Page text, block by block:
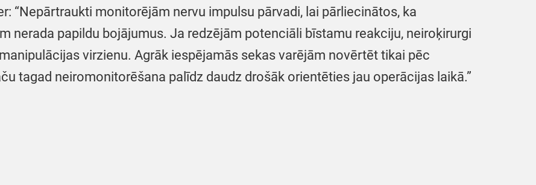
“Nepārtraukti monitorējām nervu impulsu pārvadi, lai pārliecinātos, ka
nerada papildu bojājumus. Ja redzējām potenciāli bīstamu reakciju, neiroķirurgi
virzienu. Agrāk iespējamās sekas varējām novērtēt tikai pēc
tagad neiromonitorēšana palīdz daudz drošāk orientēties jau operācijas laikā.”